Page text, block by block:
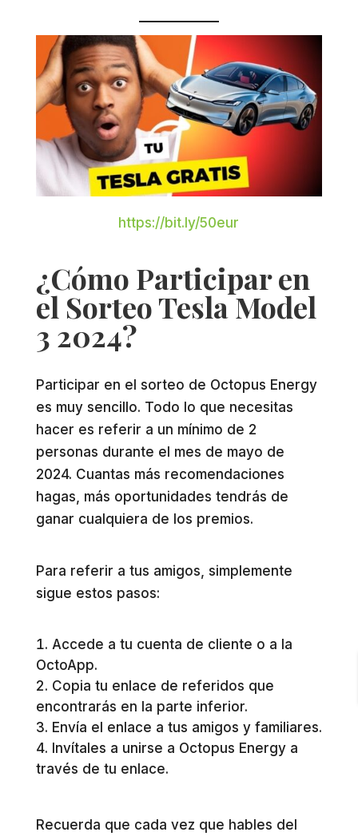
https://bit.ly/50eur
¿Cómo Participar en
el Sorteo Tesla Model
3 2024?
Participar en el sorteo de Octopus Energy
es muy sencillo. Todo lo que necesitas
hacer es referir a un mínimo de 2
personas durante el mes de mayo de
2024. Cuantas más recomendaciones
hagas, más oportunidades tendrás de
ganar cualquiera de los premios.
Para referir a tus amigos, simplemente
sigue estos pasos:
Accede a tu cuenta de cliente o a la
OctoApp.
Copia tu enlace de referidos que
encontrarás en la parte inferior.
Envía el enlace a tus amigos y familiares.
Invítales a unirse a Octopus Energy a
través de tu enlace.
Recuerda que cada vez que hables del